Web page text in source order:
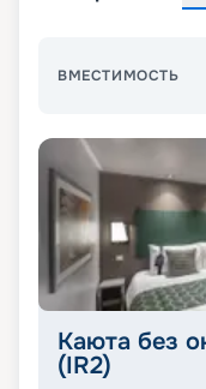
ВМЕСТИМОСТЬ
Каюта без
(IR2)